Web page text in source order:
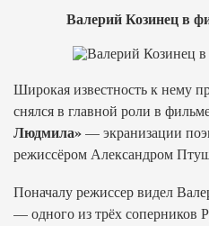
Валерий Козинец в
Широкая известность к нему
снялся в главной роли в
Людмила»— экранизации
режиссёром Александром
Поначалу режиссер видел
— одного из трёх соперников